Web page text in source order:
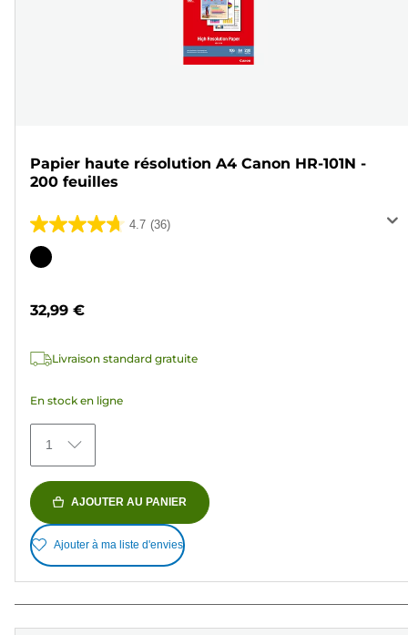
Papier haute résolution A4 Canon HR-101N -
200 feuilles
4.7 (36)
4.7
sur
36
Cartouche
32,99 €
Livraison standard gratuite
En stock en ligne
1
AJOUTER AU PANIER
Ajouter à ma liste d'envies